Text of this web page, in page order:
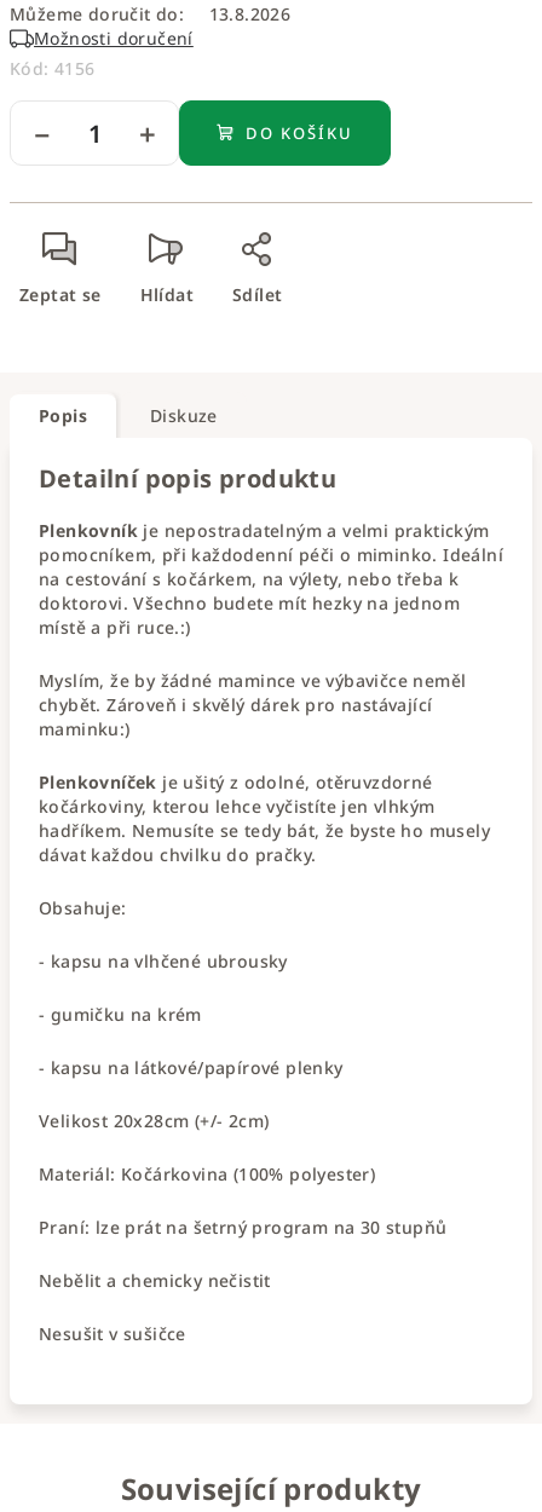
Můžeme doručit do:
13.8.2026
Možnosti doručení
Kód: 4156
+
− DO KOŠÍKU
Zeptat se Hlídat Sdílet
Popis Diskuze
Detailní popis produktu
Plenkovník je nepostradatelným a velmi praktickým
pomocníkem, při každodenní péči o miminko. Ideální
na cestování s kočárkem, na výlety, nebo třeba k
doktorovi. Všechno budete mít hezky na jednom
místě a při ruce.:)
Myslím, že by žádné mamince ve výbavičce neměl
chybět. Zároveň i skvělý dárek pro nastávající
maminku:)
Plenkovníček je ušitý z odolné, otěruvzdorné
kočárkoviny, kterou lehce vyčistíte jen vlhkým
hadříkem. Nemusíte se tedy bát, že byste ho musely
dávat každou chvilku do pračky.
Obsahuje:
- kapsu na vlhčené ubrousky
- gumičku na krém
- kapsu na látkové/papírové plenky
Velikost 20x28cm (+/- 2cm)
Materiál: Kočárkovina (100% polyester)
Praní: lze prát na šetrný program na 30 stupňů
Nebělit a chemicky nečistit
Nesušit v sušičce
Související produkty